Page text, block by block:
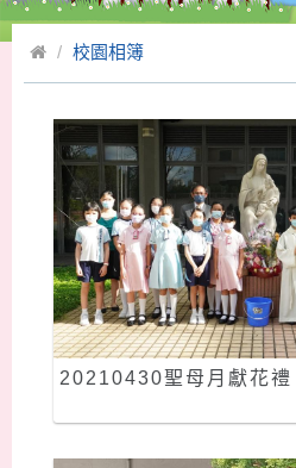
校園相簿
20210430聖母月獻花禮